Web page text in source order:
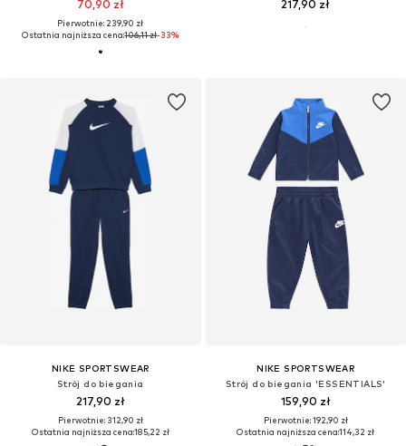
70,90 zł
Pierwotnie: 239,90 zł
Ostatnia najniższa cena:106,11 zł-33%
217,90 zł
NIKE SPORTSWEAR
Strój do biegania
217,90 zł
Pierwotnie: 312,90 zł
Ostatnia najniższa cena:185,22 zł
NIKE SPORTSWEAR
Strój do biegania 'ESSENTIALS'
159,90 zł
Pierwotnie: 192,90 zł
Ostatnia najniższa cena:114,32 zł